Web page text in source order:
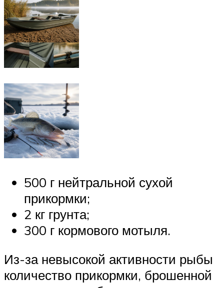
500 г нейтральной сухой
прикормки;
2 кг грунта;
300 г кормового мотыля.
Из-за невысокой активности рыбы
количество прикормки, брошенной